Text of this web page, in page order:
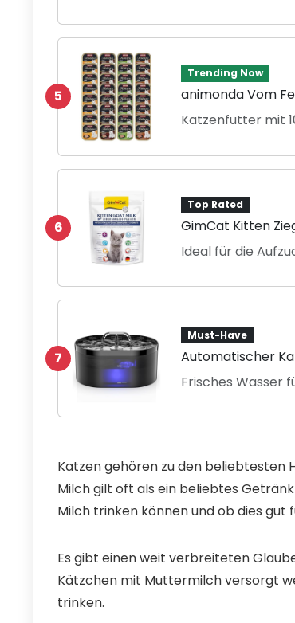
5
Trending Now
animonda Vom
Katzenfutter mit
6
Top Rated
GimCat Kitten
Ideal für die
7
Must-Have
Automatischer
Frisches Wasser
Katzen gehören zu den beliebtesten
Milch gilt oft als ein beliebtes
Milch trinken können und ob dies gut
Es gibt einen weit verbreiteten
Kätzchen mit Muttermilch versorgt
trinken.